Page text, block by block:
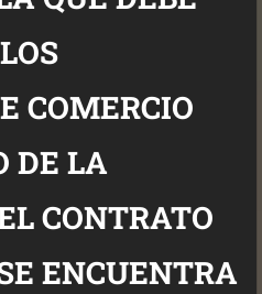
COMERCIO
DE LA
CONTRATO
ENCUENTRA